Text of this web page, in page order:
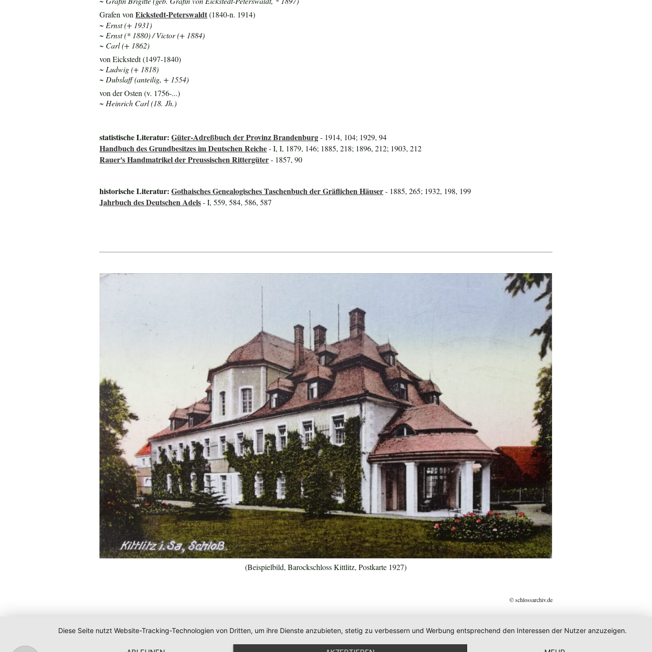
Grafen vonEickstedt-Peterswaldt(1840-n. 1914)
~ Ernst (+ 1931)
~ Ernst (* 1880) / Victor (+ 1884)
~ Carl (+ 1862)
von Eickstedt (1497-1840)
~ Ludwig (+ 1818)
~ Dubslaff (anteilig, + 1554)
von der Osten (v. 1756-...)
~ Heinrich Carl (18. Jh.)
statistische Literatur:Güter-Adreßbuch der Provinz Brandenburg- 1914, 104; 1929, 94
Handbuch des Grundbesitzes im Deutschen Reiche- I, I, 1879, 146; 1885, 218; 1896, 212; 1903, 212
Rauer's Handmatrikel der Preussischen Rittergüter- 1857, 90
historische Literatur:Gothaisches Genealogisches Taschenbuch der Gräflichen Häuser- 1885, 265; 1932, 198, 199
Jahrbuch des Deutschen Adels- I, 559, 584, 586, 587
(Beispielbild, Barockschloss Kittlitz, Postkarte 1927)
© schlossarchiv.de
Diese Seite nutzt Website-Tracking-Technologien von Dritten, um ihre Dienste anzubieten, stetig zu verbessern und Werbung entsprechend den Interessen der Nutzer anzuzeigen.